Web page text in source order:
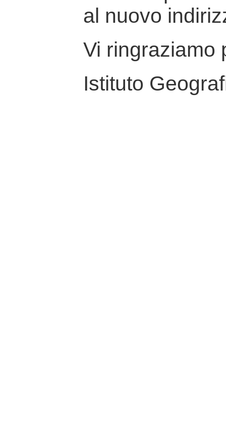
al nuovo
Vi ringraziamo
Istituto